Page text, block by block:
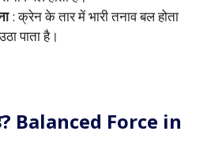
: क्रेन के तार में भारी तनाव बल होता
पाता है।
Balanced Force in